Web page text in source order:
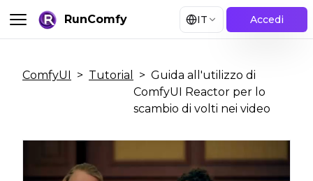
RunComfy IT Accedi
ComfyUI > Tutorial > Guida all'utilizzo di
ComfyUI Reactor per lo
scambio di volti nei video